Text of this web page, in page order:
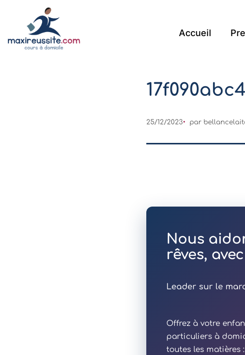
Accueil
25/12/2023 par
Nous
rêves,
Leader sur le
Offrez à votre
particuliers à
toutes les matières